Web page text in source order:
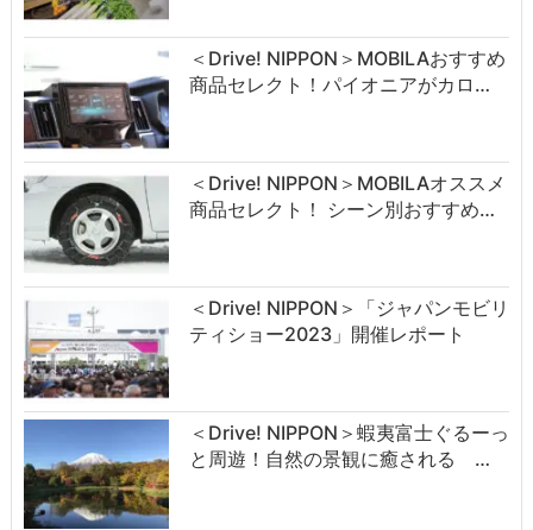
＜Drive! NIPPON＞MOBILAおすすめ
商品セレクト！パイオニアがカロ…
＜Drive! NIPPON＞MOBILAオススメ
商品セレクト！ シーン別おすすめ…
＜Drive! NIPPON＞「ジャパンモビリ
ティショー2023」開催レポート
＜Drive! NIPPON＞蝦夷富士ぐるーっ
と周遊！自然の景観に癒される …